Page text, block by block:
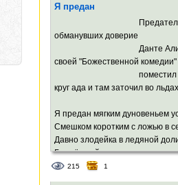
Уверенность, что попадаешь в
И в вечность хочется,
Как в колесо сверкающая
Я предан
обманувших доверие
Данте
своей "Божественной комедии"
поместил в
круг ада и там заточил во
Я предан мягким дуновеньем
Смешком коротким с ложью в
Давно злодейка в ледяной
Где чёрный ветер и мороза
215 1